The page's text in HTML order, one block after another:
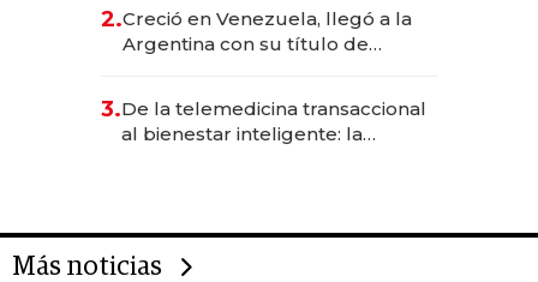
2.Creció en Venezuela, llegó a la
Argentina con su título de
las marcas "fast premium"
3.De la telemedicina transaccional
al bienestar inteligente: la
Más noticias